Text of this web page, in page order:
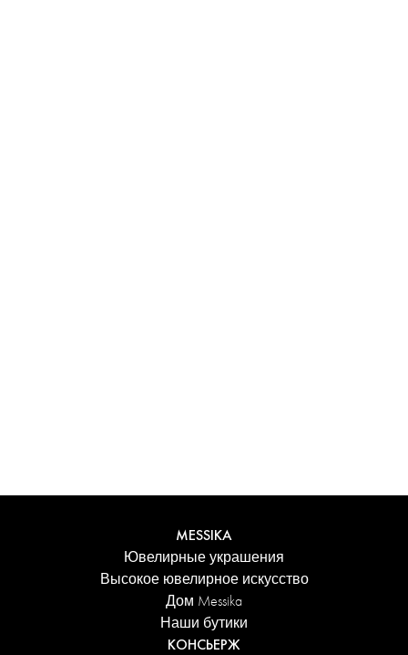
ПОДРОБНЕЕ
MESSIKA
Ювелирные украшения
Высокое ювелирное искусство
Дом Messika
Наши бутики
КОНСЬЕРЖ